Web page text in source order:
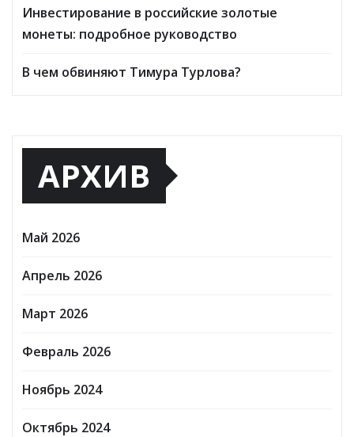
Инвестирование в российские золотые
монеты: подробное руководство
В чем обвиняют Тимура Турлова?
АРХИВ
Май 2026
Апрель 2026
Март 2026
Февраль 2026
Ноябрь 2024
Октябрь 2024